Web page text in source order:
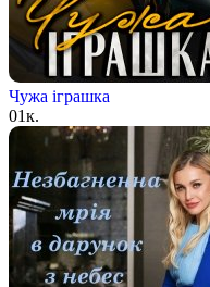
Чужа іграшка
01к.